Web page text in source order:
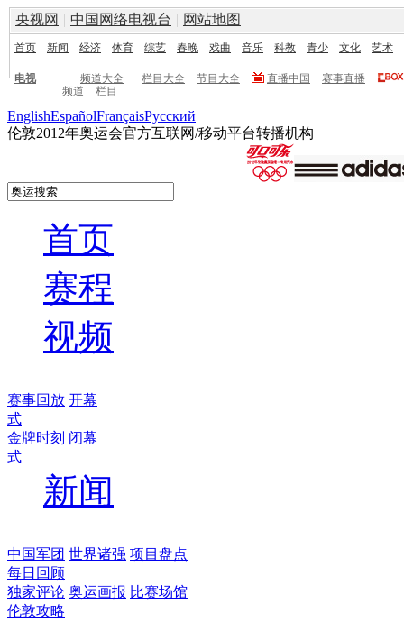
央视网 | 中国网络电视台 | 网站地图
首页 新闻 经济 体育 综艺 春晚 戏曲 音乐 科教 青少 文化 艺术
电视 频道大全 栏目大全 节目大全 直播中国
赛事直播
频道
栏目
EnglishEspañolFrançaisPусский
伦敦2012年奥运会官方互联网/移动平台转播机构
首页
赛程
视频
赛事回放 开幕
式
金牌时刻 闭幕
式
新闻
中国军团 世界诸强 项目盘点
每日回顾
独家评论 奥运画报 比赛场馆
伦敦攻略